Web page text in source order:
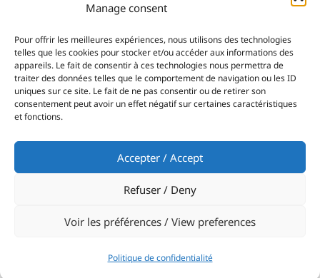
Manage consent
Pour offrir les meilleures expériences, nous utilisons des technologies
telles que les cookies pour stocker et/ou accéder aux informations des
appareils. Le fait de consentir à ces technologies nous permettra de
traiter des données telles que le comportement de navigation ou les ID
uniques sur ce site. Le fait de ne pas consentir ou de retirer son
consentement peut avoir un effet négatif sur certaines caractéristiques
et fonctions.
Accepter / Accept
Refuser / Deny
Voir les préférences / View preferences
Politique de confidentialité